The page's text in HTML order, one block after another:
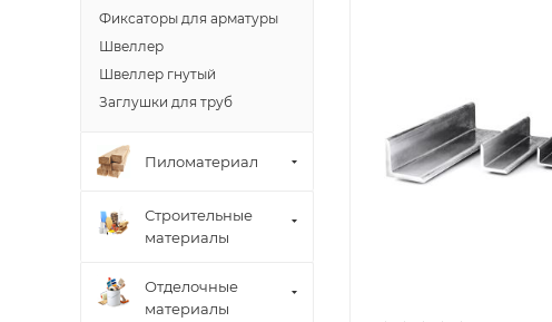
Фиксаторы для арматуры
Швеллер
Швеллер гнутый
Заглушки для труб
Пиломатериал
Строительные
материалы
Отделочные
материалы